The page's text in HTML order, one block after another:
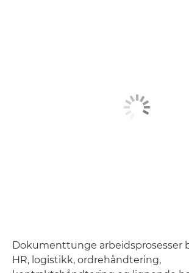
Dokumenttunge arbeidsprosesser
HR, logistikk, ordrehåndtering,